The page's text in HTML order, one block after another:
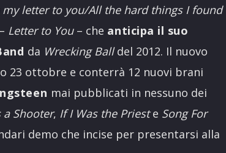
letter to you/All the hard things I found
Letter to You– che anticipa il suo
da Wrecking Balldel 2012. Il nuovo
23 ottobre e conterrà 12 nuovi brani
mai pubblicati in nessuno dei
a Shooter, If I Was the Prieste Song For
demo che incise per presentarsi alla